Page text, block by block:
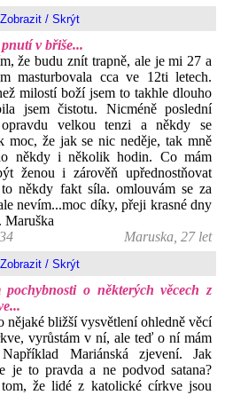
v břiše...
že budu znít trapně, ale je mi 27 a
masturbovala cca ve 12ti letech.
milostí boží jsem to takhle dlouho
jsem čistotu. Nicméně poslední
velkou tenzi a někdy se
moc, že jak se nic neděje, tak mně
někdy i několik hodin. Co mám
ženou i zárověň upřednostňovat
někdy fakt síla. omlouvám se za
nevím...moc díky, přeji krasné dny
Maruška
Maruska, 27 let
pochybnosti o některých věcech z
nějaké bližší vysvětlení ohledně věcí
vyrůstám v ní, ale teď o ní mám
Mariánská zjevení. Jak
je to pravda a ne podvod satana?
že lidé z katolické církve jsou